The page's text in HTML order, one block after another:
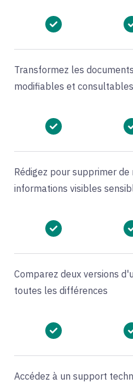
Transformez les
modifiables et consultables
Rédigez pour supprimer
informations visibles
Comparez deux versions
toutes les différences
Accédez à un support